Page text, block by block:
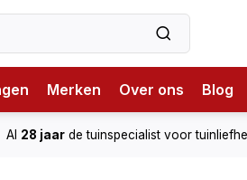
Merken Over ons Blog
Al 28 jaar de tuinspecialist voor